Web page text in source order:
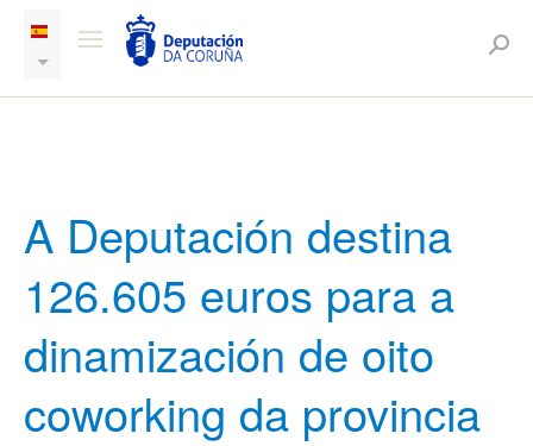
A Deputación destina
126.605 euros para a
dinamización de oito
coworking da provincia